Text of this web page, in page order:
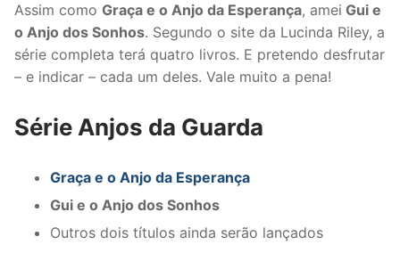
Assim como Graça e o Anjo da Esperança, amei Gui e
o Anjo dos Sonhos. Segundo o site da Lucinda Riley, a
série completa terá quatro livros. E pretendo desfrutar
– e indicar – cada um deles. Vale muito a pena!
Série Anjos da Guarda
Graça e o Anjo da Esperança
Gui e o Anjo dos Sonhos
Outros dois títulos ainda serão lançados